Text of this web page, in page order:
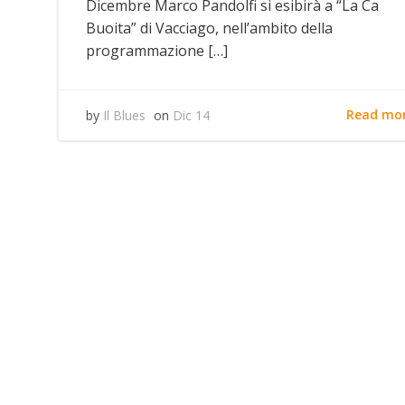
Dicembre Marco Pandolfi si esibirà a “La Ca
Buoita” di Vacciago, nell’ambito della
programmazione […]
by Il Blues on Dic 14 Read